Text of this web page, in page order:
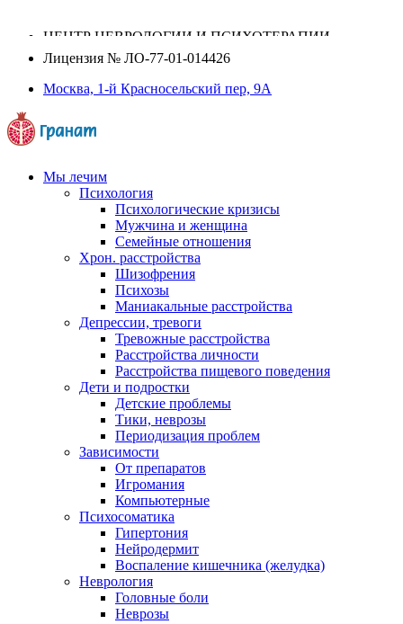
ЦЕНТР НЕВРОЛОГИИ И ПСИХОТЕРАПИИ
Лицензия № ЛО-77-01-014426
Москва, 1-й Красносельский пер, 9А
Мы лечим
Психология
Психологические кризисы
Мужчина и женщина
Семейные отношения
Хрон. расстройства
Шизофрения
Психозы
Маниакальные расстройства
Депрессии, тревоги
Тревожные расстройства
Расстройства личности
Расстройства пищевого поведения
Дети и подростки
Детские проблемы
Тики, неврозы
Периодизация проблем
Зависимости
От препаратов
Игромания
Компьютерные
Психосоматика
Гипертония
Нейродермит
Воспаление кишечника (желудка)
Неврология
Головные боли
Неврозы